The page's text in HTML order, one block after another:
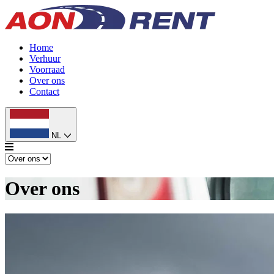
Home
Verhuur
Voorraad
Over ons
Contact
NL
Over ons